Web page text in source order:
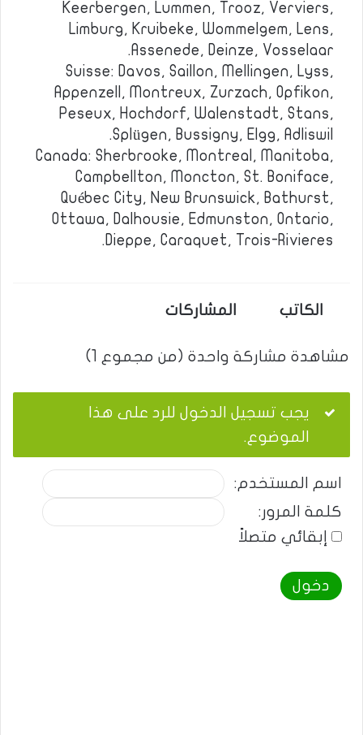
Keerbergen, Lummen, Trooz, Verviers,
Limburg, Kruibeke, Wommelgem, Lens,
Assenede, Deinze, Vosselaar.
Suisse: Davos, Saillon, Mellingen, Lyss,
Appenzell, Montreux, Zurzach, Opfikon,
Peseux, Hochdorf, Walenstadt, Stans,
Splügen, Bussigny, Elgg, Adliswil.
Canada: Sherbrooke, Montreal, Manitoba,
Campbellton, Moncton, St. Boniface,
Québec City, New Brunswick, Bathurst,
Ottawa, Dalhousie, Edmunston, Ontario,
Dieppe, Caraquet, Trois-Rivieres.
الكاتب المشاركات
مشاهدة مشاركة واحدة (من مجموع 1)
يجب تسجيل الدخول للرد على هذا
الموضوع.
اسم المستخدم:
كلمة المرور:
إبقائي متصلاً
دخول